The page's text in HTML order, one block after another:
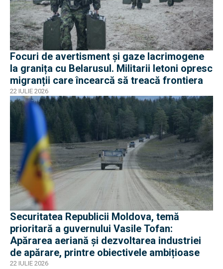
Focuri de avertisment și gaze lacrimogene
la granița cu Belarusul. Militarii letoni opresc
migranții care încearcă să treacă frontiera
22 IULIE 2026
Securitatea Republicii Moldova, temă
prioritară a guvernului Vasile Tofan:
Apărarea aeriană și dezvoltarea industriei
de apărare, printre obiectivele ambițioase
22 IULIE 2026